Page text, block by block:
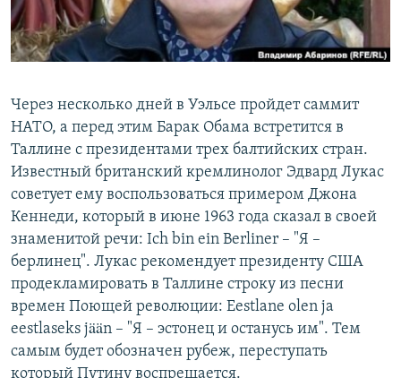
СОЦИАЛЬНЫЕ СЕТИ
Все сайты РСЕ/РС
Через несколько дней в Уэльсе пройдет саммит
НАТО, а перед этим Барак Обама встретится в
Таллине с президентами трех балтийских стран.
Известный британский кремлинолог Эдвард Лукас
советует ему воспользоваться примером Джона
Кеннеди, который в июне 1963 года сказал в своей
знаменитой речи: Ich bin ein Berliner – "Я –
берлинец". Лукас рекомендует президенту США
продекламировать в Таллине строку из песни
времен Поющей революции: Eestlane olen ja
eestlaseks jään – "Я – эстонец и останусь им". Тем
самым будет обозначен рубеж, переступать
который Путину воспрещается.